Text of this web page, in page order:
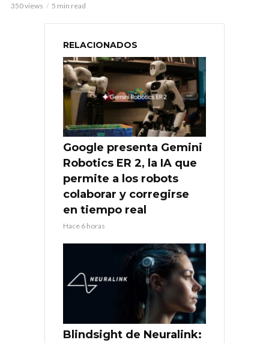
350 views 5 min read
RELACIONADOS
Google presenta Gemini
Robotics ER 2, la IA que
permite a los robots
colaborar y corregirse
en tiempo real
Hace 6 horas
Blindsight de Neuralink: